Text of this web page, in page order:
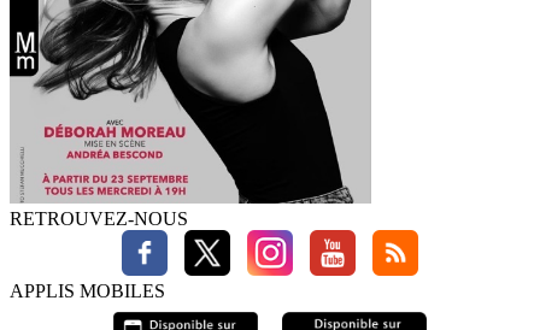
RETROUVEZ-NOUS
APPLIS MOBILES